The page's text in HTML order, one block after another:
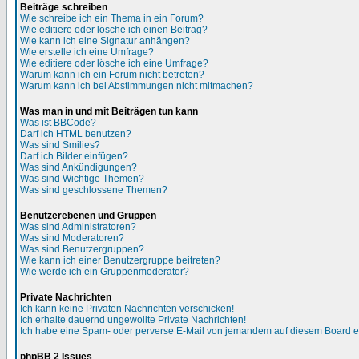
Beiträge schreiben
Wie schreibe ich ein Thema in ein Forum?
Wie editiere oder lösche ich einen Beitrag?
Wie kann ich eine Signatur anhängen?
Wie erstelle ich eine Umfrage?
Wie editiere oder lösche ich eine Umfrage?
Warum kann ich ein Forum nicht betreten?
Warum kann ich bei Abstimmungen nicht mitmachen?
Was man in und mit Beiträgen tun kann
Was ist BBCode?
Darf ich HTML benutzen?
Was sind Smilies?
Darf ich Bilder einfügen?
Was sind Ankündigungen?
Was sind Wichtige Themen?
Was sind geschlossene Themen?
Benutzerebenen und Gruppen
Was sind Administratoren?
Was sind Moderatoren?
Was sind Benutzergruppen?
Wie kann ich einer Benutzergruppe beitreten?
Wie werde ich ein Gruppenmoderator?
Private Nachrichten
Ich kann keine Privaten Nachrichten verschicken!
Ich erhalte dauernd ungewollte Private Nachrichten!
Ich habe eine Spam- oder perverse E-Mail von jemandem auf diesem Board
phpBB 2 Issues